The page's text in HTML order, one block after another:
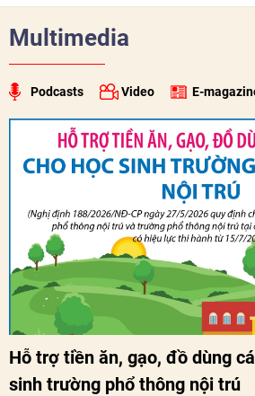
xã hội, tăng cường hiểu biết, tin
dân hai nước.
Multimedia
Podcasts Video E-
Hỗ trợ tiền ăn, gạo, đồ dùng
sinh trường phổ thông nội trú